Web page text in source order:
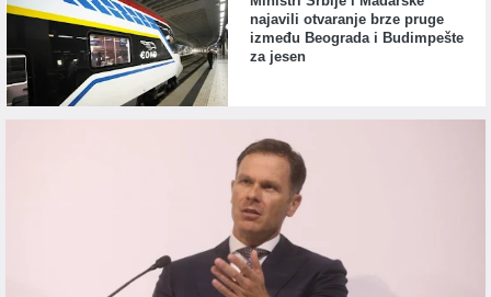
najavili otvaranje brze pruge
između Beograda i Budimpešte
za jesen